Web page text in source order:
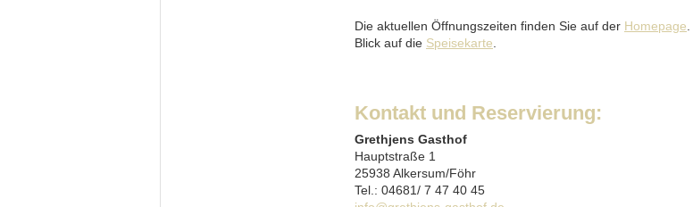
Die aktuellen Öffnungszeiten finden Sie auf der Homepage
Blick auf die Speisekarte
Kontakt und Reservierung:
Grethjens Gasthof
Hauptstraße 1
25938 Alkersum/Föhr
Tel.: 04681/ 7 47 40 45